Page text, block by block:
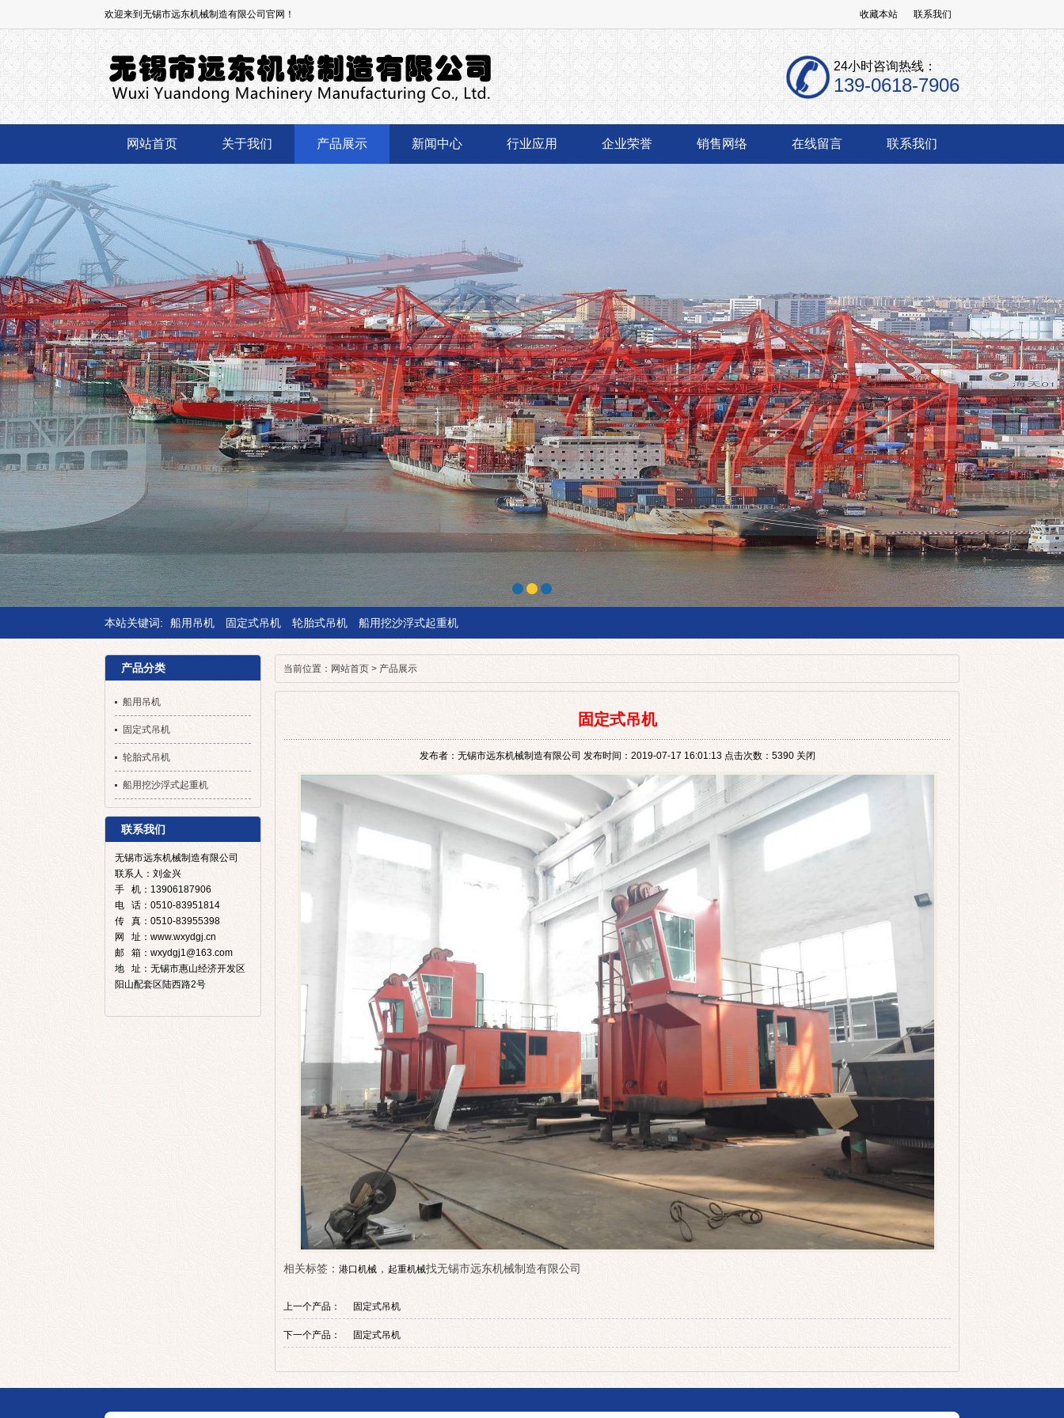
收藏本站 联系我们
欢迎来到无锡市远东机械制造有限公司官网！
24小时咨询热线：
139-0618-7906
网站首页 关于我们 产品展示 新闻中心 行业应用 企业荣誉 销售网络 在线留言 联系我们
本站关键词: 船用吊机 固定式吊机 轮胎式吊机 船用挖沙浮式起重机
当前位置： 网站首页 > 产品展示
固定式吊机
发布者：无锡市远东机械制造有限公司 发布时间：2019-07-17 16:01:13 点击次数：5390 关闭
相关标签： 港口机械 ， 起重机械找无锡市远东机械制造有限公司
上一个产品： 固定式吊机
下一个产品： 固定式吊机
产品分类
船用吊机
固定式吊机
轮胎式吊机
船用挖沙浮式起重机
联系我们
无锡市远东机械制造有限公司
联系人：刘金兴
手 机：13906187906
电 话：0510-83951814
传 真：0510-83955398
网 址：www.wxydgj.cn
邮 箱：wxydgj1@163.com
地 址：无锡市惠山经济开发区
阳山配套区陆西路2号